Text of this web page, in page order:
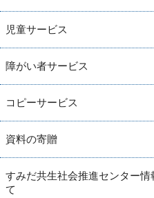
児童サービス
障がい者サービス
コピーサービス
資料の寄贈
すみだ共生社会推進センター
て